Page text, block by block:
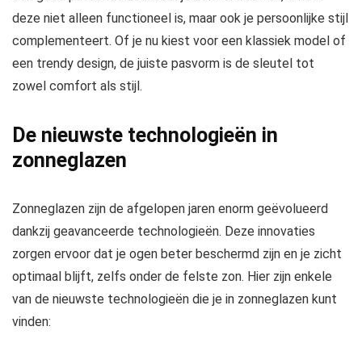
deze niet alleen functioneel is, maar ook je persoonlijke stijl
complementeert. Of je nu kiest voor een klassiek model of
een trendy design, de juiste pasvorm is de sleutel tot
zowel comfort als stijl.
De nieuwste technologieën in
zonneglazen
Zonneglazen zijn de afgelopen jaren enorm geëvolueerd
dankzij geavanceerde technologieën. Deze innovaties
zorgen ervoor dat je ogen beter beschermd zijn en je zicht
optimaal blijft, zelfs onder de felste zon. Hier zijn enkele
van de nieuwste technologieën die je in zonneglazen kunt
vinden: